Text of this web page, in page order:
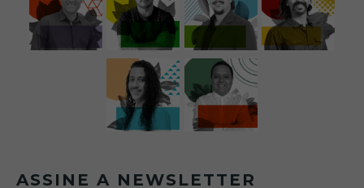
ASSINE A NEWSLETTER